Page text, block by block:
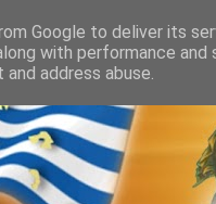
Google to deliver its
with performance
address abuse.